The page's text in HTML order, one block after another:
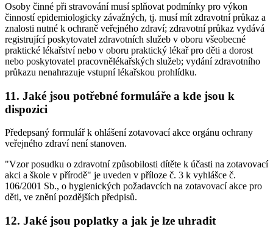
Osoby činné při stravování musí splňovat podmínky pro výkon
činností epidemiologicky závažných, tj. musí mít zdravotní průkaz a
znalosti nutné k ochraně veřejného zdraví; zdravotní průkaz vydává
registrující poskytovatel zdravotních služeb v oboru všeobecné
praktické lékařství nebo v oboru praktický lékař pro děti a dorost
nebo poskytovatel pracovnělékařských služeb; vydání zdravotního
průkazu nenahrazuje vstupní lékařskou prohlídku.
11. Jaké jsou potřebné formuláře a kde jsou k
dispozici
Předepsaný formulář k ohlášení zotavovací akce orgánu ochrany
veřejného zdraví není stanoven.
"Vzor posudku o zdravotní způsobilosti dítěte k účasti na zotavovací
akci a škole v přírodě" je uveden v příloze č. 3 k vyhlášce č.
106/2001 Sb., o hygienických požadavcích na zotavovací akce pro
děti, ve znění pozdějších předpisů.
12. Jaké jsou poplatky a jak je lze uhradit